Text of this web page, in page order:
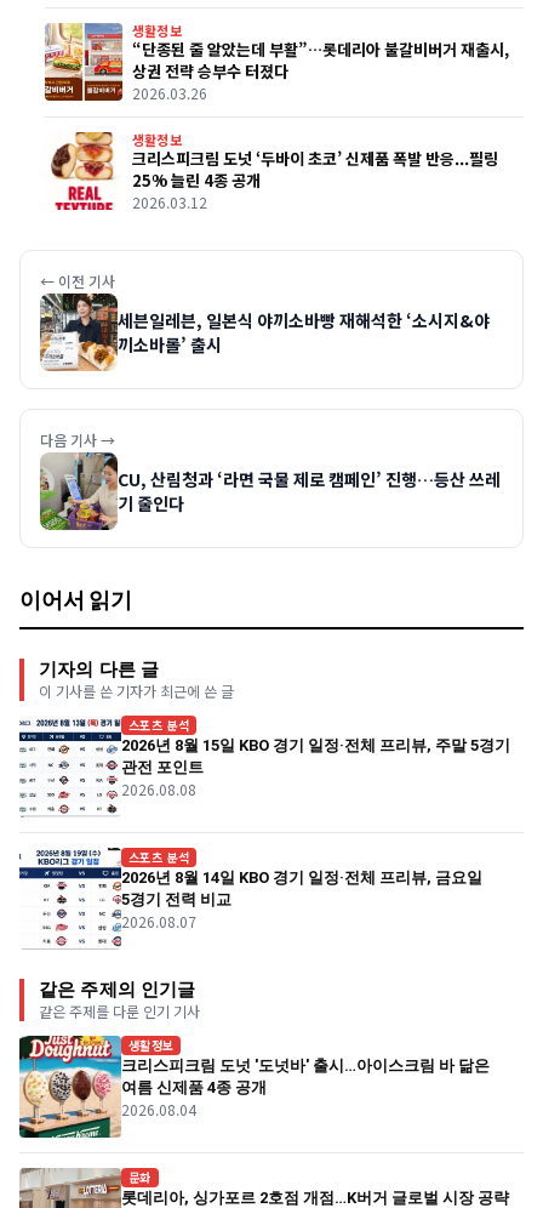
생활정보
“단종된 줄 알았는데 부활”…롯데리아 불갈비버거 재출시,
상권 전략 승부수 터졌다
2026.03.26
생활정보
크리스피크림 도넛 ‘두바이 초코’ 신제품 폭발 반응...필링
25% 늘린 4종 공개
2026.03.12
← 이전 기사
세븐일레븐, 일본식 야끼소바빵 재해석한 ‘소시지&야
끼소바롤’ 출시
다음 기사 →
CU, 산림청과 ‘라면 국물 제로 캠페인’ 진행…등산 쓰레
기 줄인다
이어서 읽기
기자의 다른 글
이 기사를 쓴 기자가 최근에 쓴 글
스포츠 분석
2026년 8월 15일 KBO 경기 일정·전체 프리뷰, 주말 5경기
관전 포인트
2026.08.08
스포츠 분석
2026년 8월 14일 KBO 경기 일정·전체 프리뷰, 금요일
5경기 전력 비교
2026.08.07
같은 주제의 인기글
같은 주제를 다룬 인기 기사
생활정보
크리스피크림 도넛 '도넛바' 출시…아이스크림 바 닮은
여름 신제품 4종 공개
2026.08.04
문화
롯데리아, 싱가포르 2호점 개점…K버거 글로벌 시장 공략